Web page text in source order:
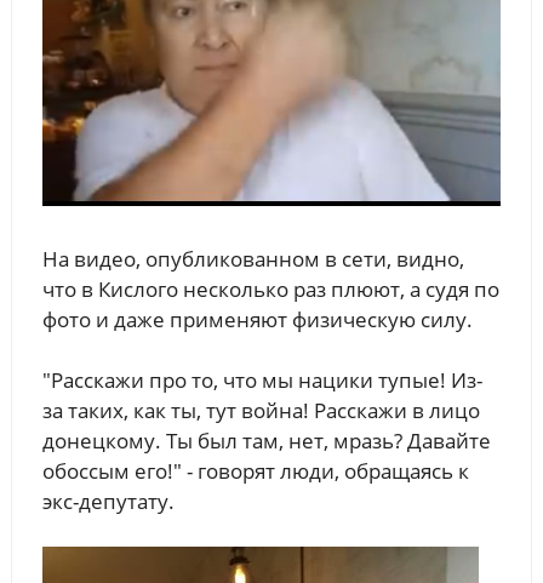
На видео, опубликованном в сети, видно,
что в Кислого несколько раз плюют, а судя по
фото и даже применяют физическую силу.
"Расскажи про то, что мы нацики тупые! Из-
за таких, как ты, тут война! Расскажи в лицо
донецкому. Ты был там, нет, мразь? Давайте
обоссым его!" - говорят люди, обращаясь к
экс-депутату.